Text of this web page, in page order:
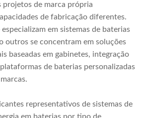
projetos de marca própria
de fabricação diferentes.
em sistemas de baterias
outros se concentram em soluções
baseadas em gabinetes, integração
de baterias personalizadas
representativos de sistemas de